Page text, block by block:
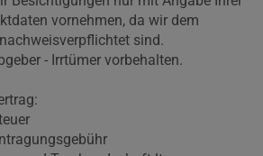
vornehmen, da wir dem
sind.
- Irrtümer vorbehalten.